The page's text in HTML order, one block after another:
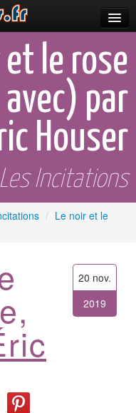
et le rose
par
Houser
Les Incitations
/ Le noir et le
20 nov.
2019